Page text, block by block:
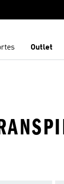
Outlet